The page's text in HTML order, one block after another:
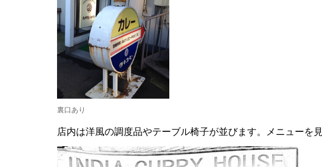
裏口あり
店内は洋風の調度品やテーブル椅子が並びます。メニューを